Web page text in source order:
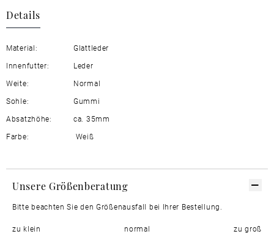
Details
Material:
Glattleder
Innenfutter:
Leder
Weite:
Normal
Sohle:
Gummi
Absatzhöhe:
ca. 35mm
Farbe:
Weiß
Unsere Größenberatung
Bitte beachten Sie den Größenausfall bei Ihrer Bestellung.
zu klein normal zu groß